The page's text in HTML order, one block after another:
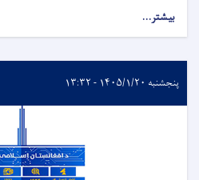
بیشتر...
پنجشنبه ۱۴۰۵/۱/۲۰ - ۱۳:۳۲